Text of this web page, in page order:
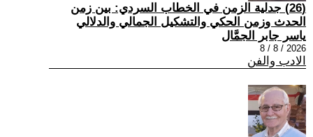
(26) جدلية الزمن في الخطاب السردي: بين زمن
الحدث وزمن الحكي والتشكيل الجمالي والدلالي
ياسر جابر الجمَّال
2026 / 8 / 8
الادب والفن